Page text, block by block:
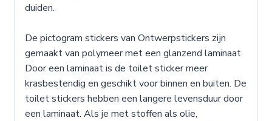
duiden.
De pictogram stickers van Ontwerpstickers zijn
gemaakt van polymeer met een glanzend laminaat.
Door een laminaat is de toilet sticker meer
krasbestendig en geschikt voor binnen en buiten. De
toilet stickers hebben een langere levensduur door
een laminaat. Als je met stoffen als olie,